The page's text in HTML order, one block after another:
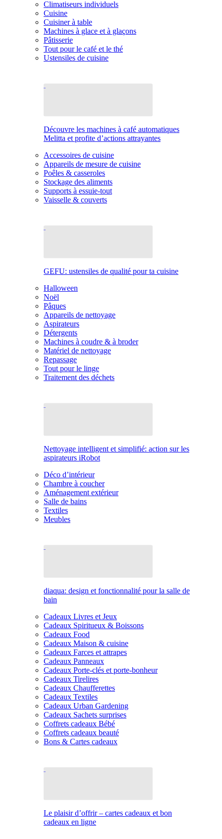
Climatiseurs individuels
Cuisine
Cuisiner à table
Machines à glace et à glaçons
Pâtisserie
Tout pour le café et le thé
Ustensiles de cuisine
Découvre les machines à café automatiques
Melitta et profite d’actions attrayantes
Accessoires de cuisine
Appareils de mesure de cuisine
Poêles & casseroles
Stockage des aliments
Supports à essuie-tout
Vaisselle & couverts
GEFU: ustensiles de qualité pour ta cuisine
Halloween
Noël
Pâques
Appareils de nettoyage
Aspirateurs
Détergents
Machines à coudre & à broder
Matériel de nettoyage
Repassage
Tout pour le linge
Traitement des déchets
Nettoyage intelligent et simplifié: action sur les
aspirateurs iRobot
Déco d’intérieur
Chambre à coucher
Aménagement extérieur
Salle de bains
Textiles
Meubles
diaqua: design et fonctionnalité pour la salle de
bain
Cadeaux Livres et Jeux
Cadeaux Spiritueux & Boissons
Cadeaux Food
Cadeaux Maison & cuisine
Cadeaux Farces et attrapes
Cadeaux Panneaux
Cadeaux Porte-clés et porte-bonheur
Cadeaux Tirelires
Cadeaux Chaufferettes
Cadeaux Textiles
Cadeaux Urban Gardening
Cadeaux Sachets surprises
Coffrets cadeaux Bébé
Coffrets cadeaux beauté
Bons & Cartes cadeaux
Le plaisir d’offrir – cartes cadeaux et bon
cadeaux en ligne